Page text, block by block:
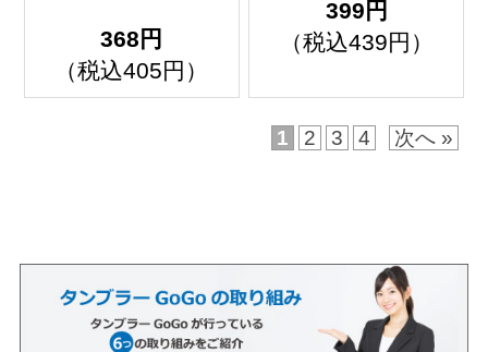
368円
（税込405円）
399円
（税込439円）
1 2 3 4 次へ »